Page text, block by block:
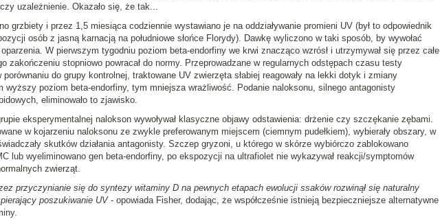
uzależnienie. Okazało się, że tak...
grzbiety i przez 1,5 miesiąca codziennie wystawiano je na oddziaływanie promieni UV (był to odpowiednik
osób z jasną karnacją na południowe słońce Florydy). Dawkę wyliczono w taki sposób, by wywołać
W pierwszym tygodniu poziom beta-endorfiny we krwi znacząco wzrósł i utrzymywał się przez całe
zakończeniu stopniowo powracał do normy. Przeprowadzane w regularnych odstępach czasu testy
porównaniu do grupy kontrolnej, traktowane UV zwierzęta słabiej reagowały na lekki dotyk i zmiany
wyższy poziom beta-endorfiny, tym mniejsza wrażliwość. Podanie naloksonu, silnego antagonisty
eliminowało to zjawisko.
eksperymentalnej nalokson wywoływał klasyczne objawy odstawienia: drżenie czy szczękanie zębami.
w kojarzeniu naloksonu ze zwykle preferowanym miejscem (ciemnym pudełkiem), wybierały obszary, w
skutków działania antagonisty. Szczep gryzoni, u którego w skórze wybiórczo zablokowano
lub wyeliminowano gen beta-endorfiny, po ekspozycji na ultrafiolet nie wykazywał reakcji/symptomów
zwierząt.
przyczynianie się do syntezy witaminy D na pewnych etapach ewolucji ssaków rozwinął się naturalny
poszukiwanie UV- opowiada Fisher, dodając, że współcześnie istnieją bezpieczniejsze alternatywne